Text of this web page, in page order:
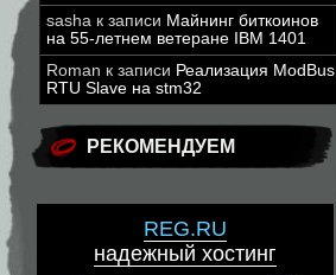
sasha к записи Майнинг биткоинов
на 55-летнем ветеране IBM 1401
Roman к записи Реализация ModBus
RTU Slave на stm32
РЕКОМЕНДУЕМ
REG.RU
надежный хостинг